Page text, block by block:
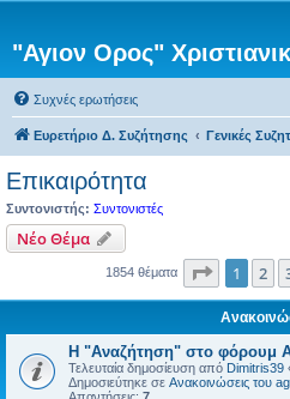
"Αγιον Ορος"
Συχνές ερωτήσεις
Ευρετήριο Δ. Συζήτησης Γενικές
Επικαιρότητα
Συντονιστής: Συντονιστές
Νέο Θέμα
1854 θέματα Σελίδα
1 2
Η "Αναζήτηση" στο φόρουμ
Τελευταία δημοσίευση από Dimitris39
Δημοσιεύτηκε σε Ανακοινώσεις του
Απαντήσεις: 7